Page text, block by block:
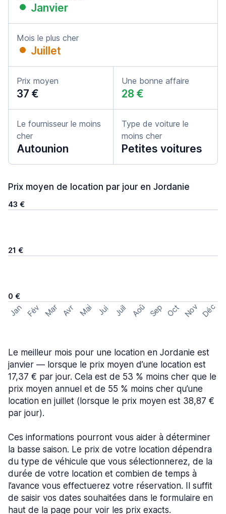
Janvier
Mois le plus cher
Juillet
Prix moyen
37 €
Une bonne affaire
28 €
Le fournisseur le moins
cher
Autounion
Type de voiture le
moins cher
Petites voitures
Prix moyen de location par jour en Jordanie
43 €
21 €
0 €
Jan Fév Mar Avr Mai Jui Juil Aoû Sep Oct Nov Déc
Le meilleur mois pour une location en Jordanie est
janvier — lorsque le prix moyen d’une location est
17,37 € par jour. Cela est de 53 % moins cher que le
prix moyen annuel et de 55 % moins cher qu’une
location en juillet (lorsque le prix moyen est 38,87 €
par jour).
Ces informations pourront vous aider à déterminer
la basse saison. Le prix de votre location dépendra
du type de véhicule que vous sélectionnerez, de la
durée de votre location et combien de temps à
l’avance vous effectuerez votre réservation. Il suffit
de saisir vos dates souhaitées dans le formulaire en
haut de la page pour voir les prix exacts.